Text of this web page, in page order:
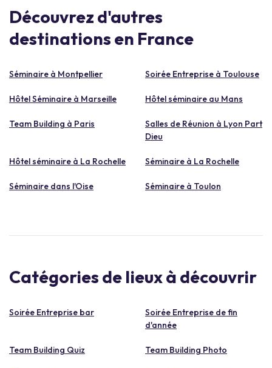
Découvrez d'autres
destinations en France
Séminaire à Montpellier Soirée Entreprise à Toulouse
Hôtel Séminaire à Marseille Hôtel séminaire au Mans
Team Building à Paris
Salles de Réunion à Lyon Part
Dieu
Hôtel séminaire à La Rochelle Séminaire à La Rochelle
Séminaire dans l'Oise Séminaire à Toulon
Catégories de lieux à découvrir
Soirée Entreprise bar
Soirée Entreprise de fin
d'année
Team Building Quiz Team Building Photo